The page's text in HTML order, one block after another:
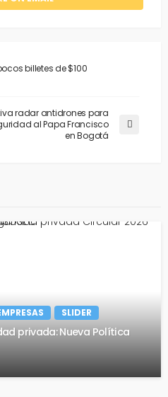
billetes de $100
radar antidrones para
al Papa Francisco
en Bogotá
SLIDER
privada: Nueva Política